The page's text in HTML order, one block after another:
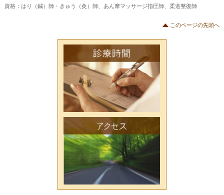
資格：はり（鍼）師・きゅう（灸）師、あん摩マッサージ指圧師、柔道整復師
このページの先頭へ